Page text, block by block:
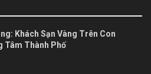
Khách Sạn Vàng Trên Con
Tâm Thành Phố